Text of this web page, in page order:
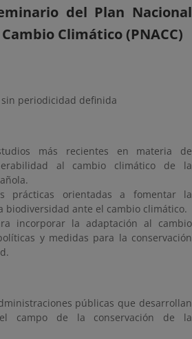
del Plan Nacional
Climático (PNACC)
sin periodicidad definida
más recientes en materia de
al cambio climático de la
prácticas orientadas a fomentar la
biodiversidad ante el cambio climático.
incorporar la adaptación al cambio
y medidas para la conservación
públicas que desarrollan
campo de la conservación de la